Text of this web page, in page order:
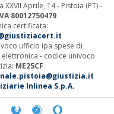
Aprile, 14 - Pistoia (PT) -
80012750479
certificata:
ufficio ipa spese di
- codice univoco
ME25CF
Inlinea S.p.A.